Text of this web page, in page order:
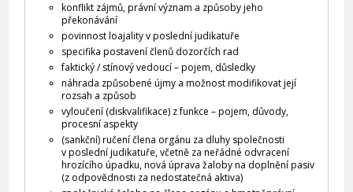
konflikt zájmů, právní význam a způsoby jeho
překonávání
povinnost loajality v poslední judikatuře
specifika postavení členů dozorčích rad
faktický / stínový vedoucí – pojem, důsledky
náhrada způsobené újmy a možnost modifikovat její
rozsah a způsob
vyloučení (diskvalifikace) z funkce – pojem, důvody,
procesní aspekty
(sankční) ručení člena orgánu za dluhy společnosti
v poslední judikatuře, včetně za neřádné odvracení
hrozícího úpadku, nová úprava žaloby na doplnění pasiv
(z odpovědnosti za nedostatečná aktiva)